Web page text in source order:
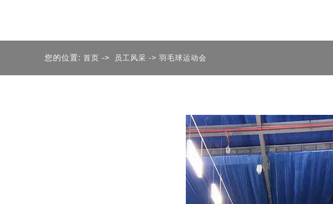
您的位置: 首页 -> 员工风采 -> 羽毛球运动会